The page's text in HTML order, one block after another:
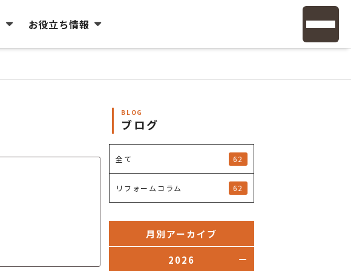
お役立ち情報
BLOG
ブログ
全て 62
リフォームコラム 62
月別アーカイブ
2026